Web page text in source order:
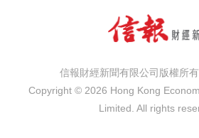
信報財經新聞有限公司版權所有
Copyright © 2026 Hong Kong
Limited. All rights